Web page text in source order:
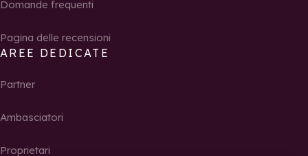
Domande frequenti
Pagina delle recensioni
AREE DEDICATE
Partner
Ambasciatori
Proprietari